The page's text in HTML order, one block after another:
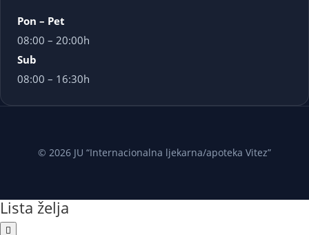
Pon – Pet
08:00 – 20:00h
Sub
08:00 – 16:30h
© 2026 JU “Internacionalna ljekarna/apoteka Vitez”
Lista želja